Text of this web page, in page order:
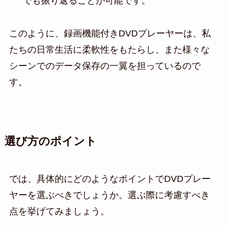
このように、録画機能付きDVDプレーヤーは、私
たちの日常生活に柔軟性をもたらし、また様々な
シーンでのデータ保存の一翼を担っているので
す。
選び方のポイント
では、具体的にどのようなポイントでDVDプレー
ヤーを選ぶべきでしょうか。選ぶ際に考慮すべき
点を挙げてみましょう。